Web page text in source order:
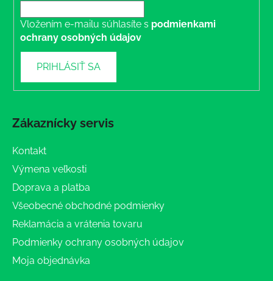
Vložením e-mailu súhlasíte s podmienkami
ochrany osobných údajov
PRIHLÁSIŤ SA
Zákaznícky servis
Kontakt
Výmena veľkosti
Doprava a platba
Všeobecné obchodné podmienky
Reklamácia a vrátenia tovaru
Podmienky ochrany osobných údajov
Moja objednávka